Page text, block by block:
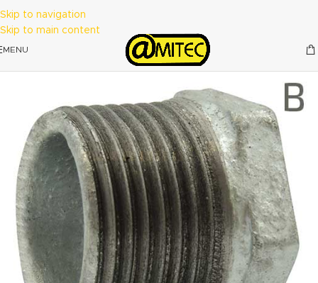
Skip to navigation
Skip to main content
MENU